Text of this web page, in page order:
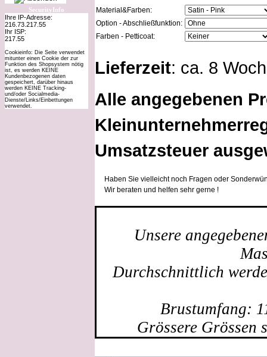
SecurityInfo
Ihre IP-Adresse:
216.73.217.55
Ihr ISP:
217.55
Cookieinfo: Die Seite verwendet
mitunter einen Cookie der zur
Funktion des Shopsystem nötig
ist, es werden KEINE
Kundenbezogenen daten
gespeichert, darüber hinaus
werden KEINE Tracking-
und/oder Socialmedia-
Dienste/Links/Einbettungen
verwendet.
Material&Farben:
Option - Abschließfunktion:
Farben - Petticoat:
Lieferzeit: ca. 8
Alle angegebenen
Umsatzsteuer
Haben Sie vielleicht noch Fragen oder
Wir beraten und helfen sehr gerne !
Unsere
Durchschnittlich
Brustumfang:
Grössere Grössen